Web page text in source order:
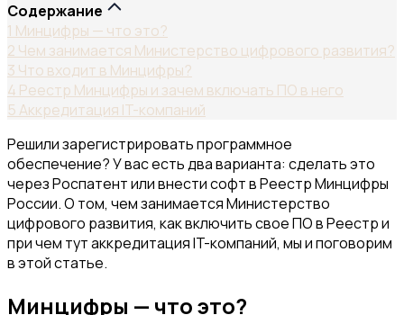
Содержание
1 Минцифры — что это?
2 Чем занимается Министерство цифрового развития?
3 Что входит в Минцифры?
4 Реестр Минцифры и зачем включать ПО в него
5 Аккредитация IT-компаний
Решили зарегистрировать программное
обеспечение? У вас есть два варианта: сделать это
через Роспатент или внести софт в Реестр Минцифры
России. О том, чем занимается Министерство
цифрового развития, как включить свое ПО в Реестр и
при чем тут аккредитация IT-компаний, мы и поговорим
в этой статье.
Минцифры — что это?